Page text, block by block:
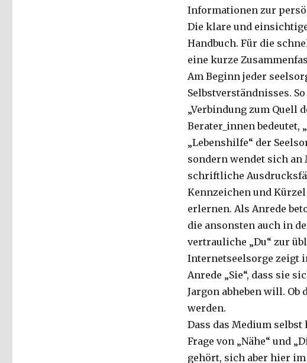
Informationen zur
Die klare und
Handbuch. Für die
eine kurze
Am Beginn jeder
Selbstverständnisses.
„Verbindung zum Quell
Berater_innen bedeutet,
„Lebenshilfe“ der
sondern wendet sich an
schriftliche
Kennzeichen und
erlernen. Als Anrede
die ansonsten auch in
vertrauliche „Du“ zur
Internetseelsorge zeigt
Anrede „Sie“, dass sie
Jargon abheben will.
werden.
Dass das Medium
Frage von „Nähe“ und
gehört, sich aber hier